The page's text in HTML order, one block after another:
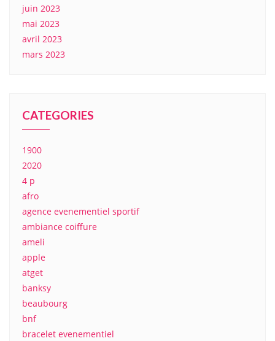
juin 2023
mai 2023
avril 2023
mars 2023
CATEGORIES
1900
2020
4 p
afro
agence evenementiel sportif
ambiance coiffure
ameli
apple
atget
banksy
beaubourg
bnf
bracelet evenementiel